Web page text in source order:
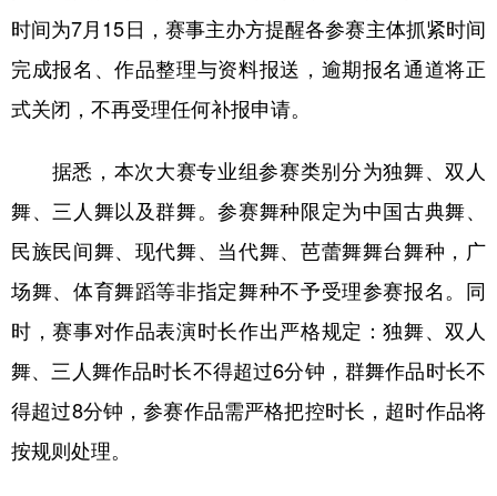
地方频道
辽宁 吉林 上海 江苏
山东 河南 湖北 湖南
广东 广西 海南 重庆
四川 贵州 云南 西藏
陕西 甘肃 青海 宁夏
新疆
时间为7月15日，赛事主办方提醒各参赛主体抓紧时间
完成报名、作品整理与资料报送，逾期报名通道将正
式关闭，不再受理任何补报申请。
据悉，本次大赛专业组参赛类别分为独舞、双人
舞、三人舞以及群舞。参赛舞种限定为中国古典舞、
民族民间舞、现代舞、当代舞、芭蕾舞舞台舞种，广
场舞、体育舞蹈等非指定舞种不予受理参赛报名。同
时，赛事对作品表演时长作出严格规定：独舞、双人
舞、三人舞作品时长不得超过6分钟，群舞作品时长不
得超过8分钟，参赛作品需严格把控时长，超时作品将
按规则处理。